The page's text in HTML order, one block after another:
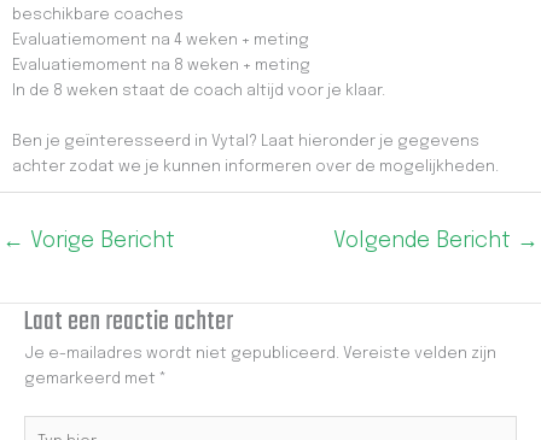
beschikbare coaches
Evaluatiemoment na 4 weken + meting
Evaluatiemoment na 8 weken + meting
In de 8 weken staat de coach altijd voor je klaar.
Ben je geïnteresseerd in Vytal? Laat hieronder je gegevens
achter zodat we je kunnen informeren over de mogelijkheden.
← Vorige Bericht Volgende Bericht →
Laat een reactie achter
Je e-mailadres wordt niet gepubliceerd. Vereiste velden zijn
gemarkeerd met *